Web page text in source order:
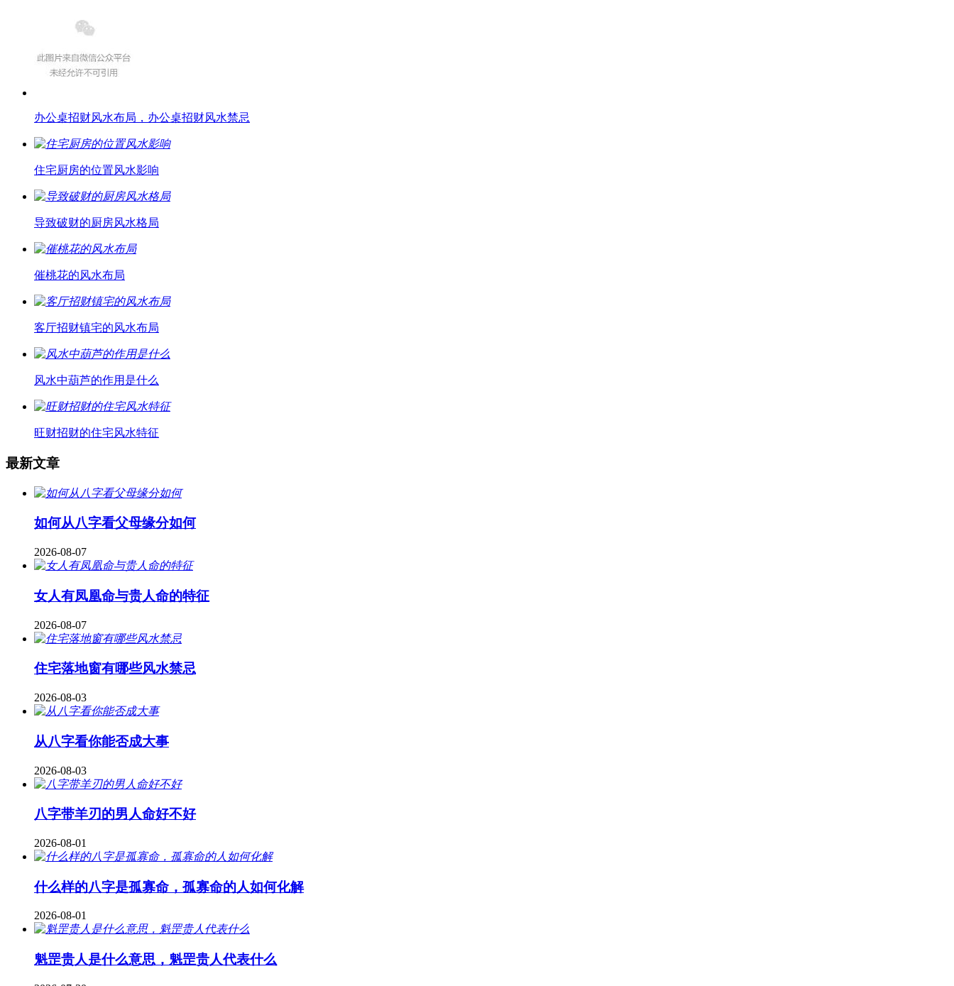
办公桌招财风水布局，办公桌招财风水禁忌
住宅厨房的位置风水影响
导致破财的厨房风水格局
催桃花的风水布局
客厅招财镇宅的风水布局
风水中葫芦的作用是什么
旺财招财的住宅风水特征
最新文章
如何从八字看父母缘分如何
2026-08-07
女人有凤凰命与贵人命的特征
2026-08-07
住宅落地窗有哪些风水禁忌
2026-08-03
从八字看你能否成大事
2026-08-03
八字带羊刃的男人命好不好
2026-08-01
什么样的八字是孤寡命，孤寡命的人如何化解
2026-08-01
魁罡贵人是什么意思，魁罡贵人代表什么